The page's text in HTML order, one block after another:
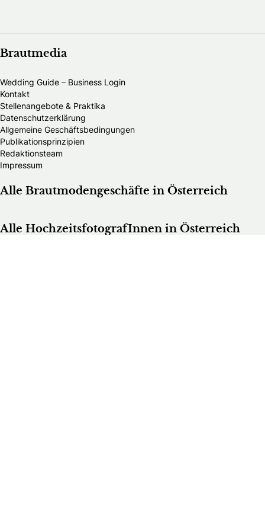
Brautmedia
Wedding Guide – Business Login
Kontakt
Stellenangebote & Praktika
Datenschutzerklärung
Allgemeine Geschäftsbedingungen
Publikationsprinzipien
Redaktionsteam
Impressum
Alle Brautmodengeschäfte in Österreich
Alle HochzeitsfotografInnen in Österreich